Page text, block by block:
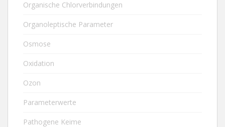
Organische Chlorverbindungen
Organoleptische Parameter
Osmose
Oxidation
Ozon
Parameterwerte
Pathogene Keime